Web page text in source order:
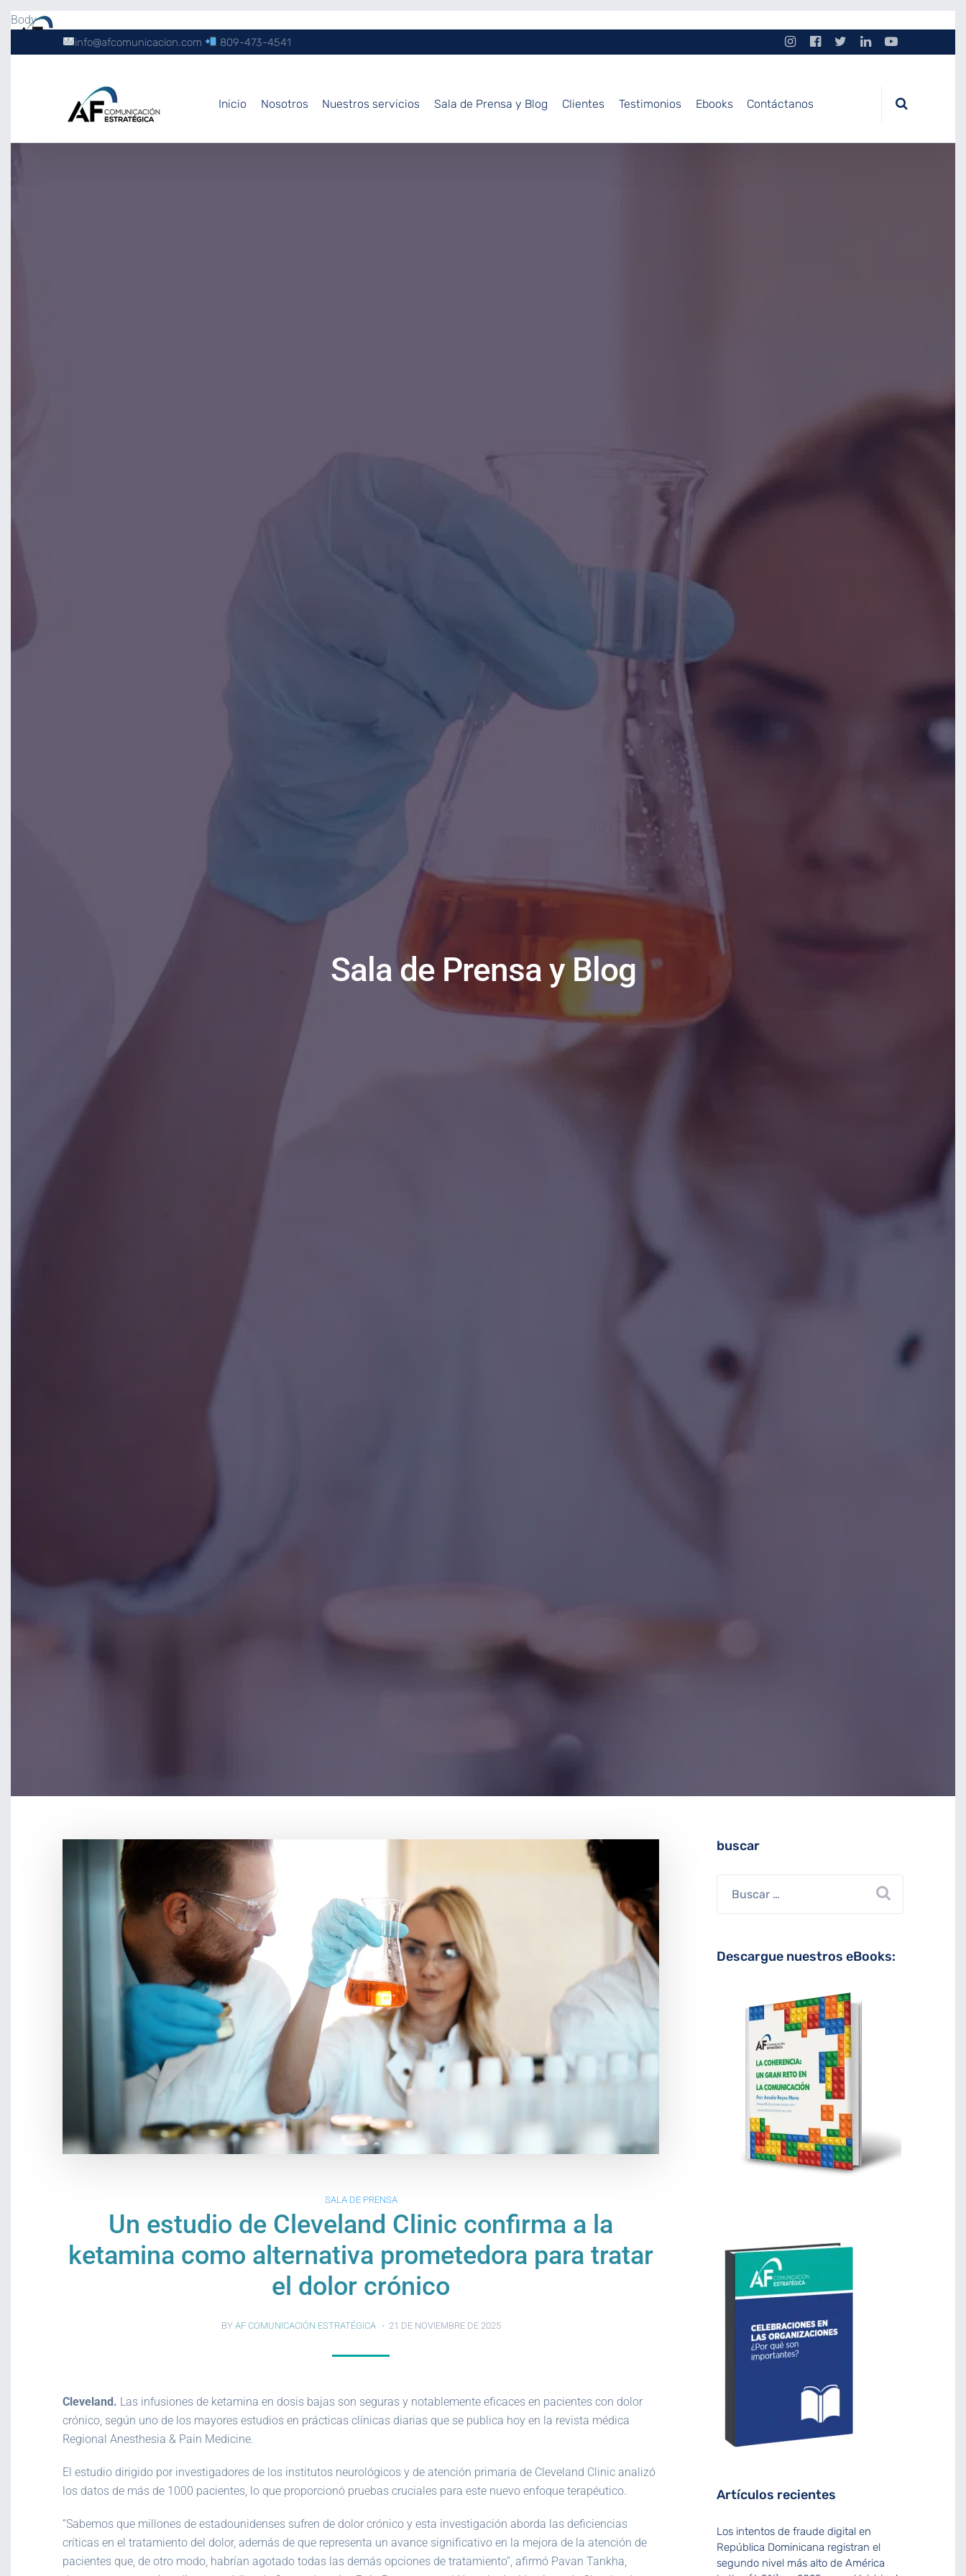
Body
info@afcomunicacion.com 809-473-4541
Inicio Nosotros Nuestros servicios Sala de Prensa y Blog Clientes Testimonios Ebooks Contáctanos
Sala de Prensa y Blog
SALA DE PRENSA
Un estudio de Cleveland Clinic confirma a la
ketamina como alternativa prometedora para tratar
el dolor crónico
BY AF COMUNICACIÓN ESTRATÉGICA 21 DE NOVIEMBRE DE 2025
Cleveland. Las infusiones de ketamina en dosis bajas son seguras y notablemente eficaces en pacientes con dolor
crónico, según uno de los mayores estudios en prácticas clínicas diarias que se publica hoy en la revista médica
Regional Anesthesia & Pain Medicine.
El estudio dirigido por investigadores de los institutos neurológicos y de atención primaria de Cleveland Clinic analizó
los datos de más de 1000 pacientes, lo que proporcionó pruebas cruciales para este nuevo enfoque terapéutico.
“Sabemos que millones de estadounidenses sufren de dolor crónico y esta investigación aborda las deficiencias
críticas en el tratamiento del dolor, además de que representa un avance significativo en la mejora de la atención de
pacientes que, de otro modo, habrían agotado todas las demás opciones de tratamiento”, afirmó Pavan Tankha,
buscar
Descargue nuestros eBooks:
Artículos recientes
Los intentos de fraude digital en
República Dominicana registran el
segundo nivel más alto de América